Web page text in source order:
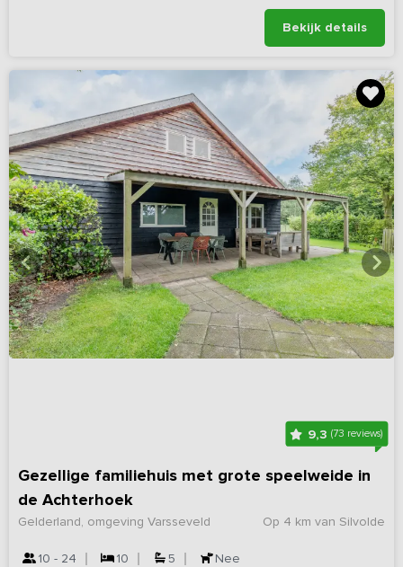
Bekijk details
9,3(73 reviews)
Gezellige familiehuis met grote speelweide in
de Achterhoek
Op 4 km van Silvolde
Gelderland, omgeving Varsseveld
10 - 24 10 5 Nee